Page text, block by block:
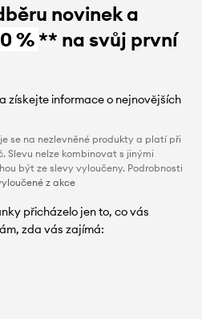
novinek a
%** na svůj první
získejte informace o nejnovějších
se na nezlevněné produkty a platí při
Slevu nelze kombinovat s jinými
být ze slevy vyloučeny. Podrobnosti
z akce
přicházelo jen to, co vás
zda vás zajímá: